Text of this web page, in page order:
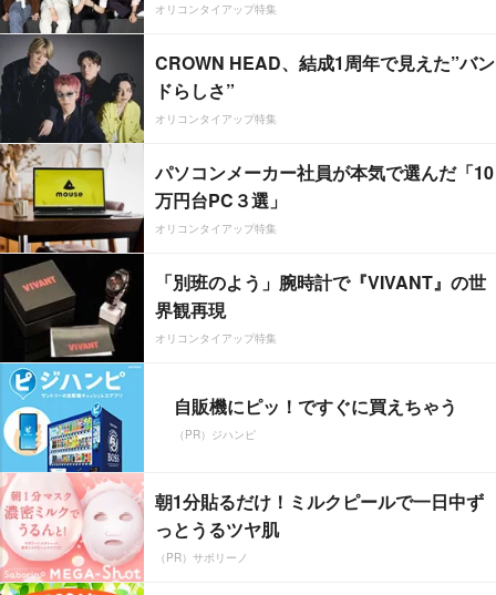
オリコンタイアップ特集
CROWN HEAD、結成1周年で見えた”バン
ドらしさ”
オリコンタイアップ特集
パソコンメーカー社員が本気で選んだ「10
万円台PC３選」
オリコンタイアップ特集
「別班のよう」腕時計で『VIVANT』の世
界観再現
オリコンタイアップ特集
自販機にピッ！ですぐに買えちゃう
（PR）ジハンピ
朝1分貼るだけ！ミルクピールで一日中ず
っとうるツヤ肌
（PR）サボリーノ